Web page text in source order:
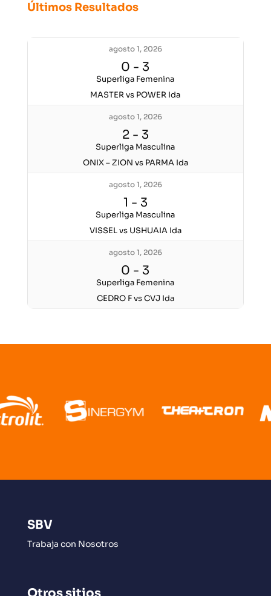
Últimos Resultados
agosto 1, 2026
0 - 3
Superliga Femenina
MASTER vs POWER Ida
agosto 1, 2026
2- 3
Superliga Masculina
ONIX – ZION vs PARMA Ida
agosto 1, 2026
1 - 3
Superliga Masculina
VISSEL vs USHUAIA Ida
agosto 1, 2026
0 - 3
Superliga Femenina
CEDRO F vs CVJ Ida
SBV
Trabaja con Nosotros